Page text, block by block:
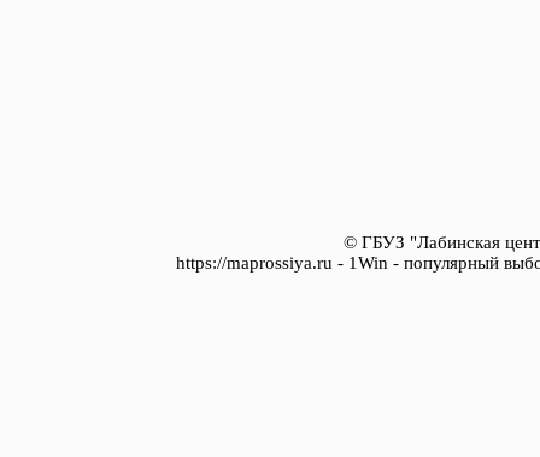
© ГБУЗ "Лабинская
https://maprossiya.ru - 1Win - популярный